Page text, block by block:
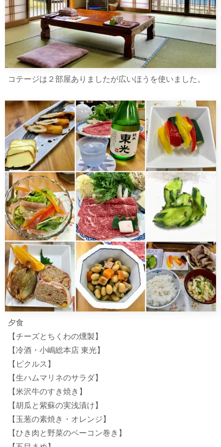
コテージは２部屋ありましたが広いほうを使いました。
夕食
【チーズとちくわの燻製】
【冷酒・小嶋総本店 東光】
【ピクルス】
【生ハムマリネのサラダ】
【米沢牛のすき焼き】
【胡瓜と紫蘇の実浅漬け】
【玉葱の素焼き・オレンジ】
【ひき肉と野菜のベーコン巻き】